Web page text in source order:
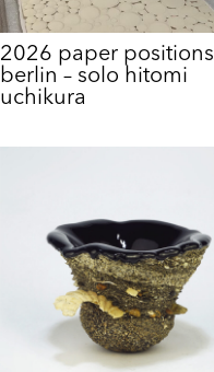
2026 paper positions
berlin – solo hitomi
uchikura